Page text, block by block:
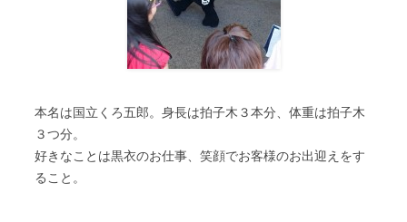
本名は国立くろ五郎。身長は拍子木３本分、体重は拍子木
３つ分。
好きなことは黒衣のお仕事、笑顔でお客様のお出迎えをす
ること。